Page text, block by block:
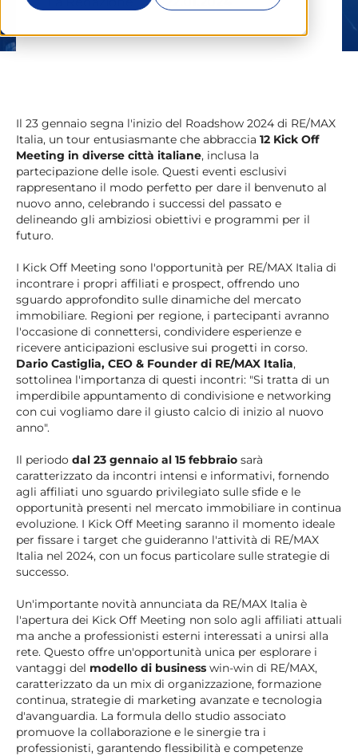
Il 23 gennaio segna l'inizio del Roadshow 2024 di RE/MAX
Italia, un tour entusiasmante che abbraccia 12 Kick Off
Meeting in diverse città italiane, inclusa la
partecipazione delle isole. Questi eventi esclusivi
rappresentano il modo perfetto per dare il benvenuto al
nuovo anno, celebrando i successi del passato e
delineando gli ambiziosi obiettivi e programmi per il
futuro.
I Kick Off Meeting sono l'opportunità per RE/MAX Italia di
incontrare i propri affiliati e prospect, offrendo uno
sguardo approfondito sulle dinamiche del mercato
immobiliare. Regioni per regione, i partecipanti avranno
l'occasione di connettersi, condividere esperienze e
ricevere anticipazioni esclusive sui progetti in corso.
Dario Castiglia, CEO & Founder di RE/MAX Italia,
sottolinea l'importanza di questi incontri: "Si tratta di un
imperdibile appuntamento di condivisione e networking
con cui vogliamo dare il giusto calcio di inizio al nuovo
anno".
Il periodo dal 23 gennaio al 15 febbraio sarà
caratterizzato da incontri intensi e informativi, fornendo
agli affiliati uno sguardo privilegiato sulle sfide e le
opportunità presenti nel mercato immobiliare in continua
evoluzione. I Kick Off Meeting saranno il momento ideale
per fissare i target che guideranno l'attività di RE/MAX
Italia nel 2024, con un focus particolare sulle strategie di
successo.
Un'importante novità annunciata da RE/MAX Italia è
l'apertura dei Kick Off Meeting non solo agli affiliati attuali
ma anche a professionisti esterni interessati a unirsi alla
rete. Questo offre un'opportunità unica per esplorare i
vantaggi del modello di business win-win di RE/MAX,
caratterizzato da un mix di organizzazione, formazione
continua, strategie di marketing avanzate e tecnologia
d'avanguardia. La formula dello studio associato
promuove la collaborazione e le sinergie tra i
professionisti, garantendo flessibilità e competenze